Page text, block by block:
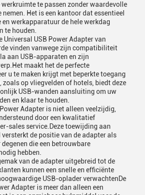
werkruimte te passen zonder waardevolle
Het is een kantoor dat essentieel
werkapparatuur de hele werkdag
te houden.
Universal USB Power Adapter van
vinden vanwege zijn compatibiliteit
aan USB-apparaten en zijn
maakt het de perfecte
u te maken krijgt met beperkte toegang
op vliegvelden of hotels, biedt deze
USB-wanden aansluiting om uw
en klaar te houden.
Adapter is niet alleen veelzijdig,
door een kwalitatief
sales service.Deze toewijding aan
de positie van de adapter als
die een betrouwbare
hebben.
van de adapter uitgebreid tot de
kunnen een snelle en efficiënte
USB-oplader verwachtenDe
Adapter is meer dan alleen een